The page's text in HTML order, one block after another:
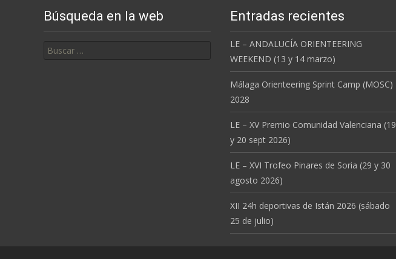
Búsqueda en la web Entradas recientes
LE – ANDALUCÍA ORIENTEERING
WEEKEND (13 y 14 marzo)
Málaga Orienteering Sprint Camp (MOSC)
2028
LE – XV Premio Comunidad Valenciana (19
y 20 sept 2026)
LE – XVI Trofeo Pinares de Soria (29 y 30
agosto 2026)
XII 24h deportivas de Istán 2026 (sábado
25 de julio)